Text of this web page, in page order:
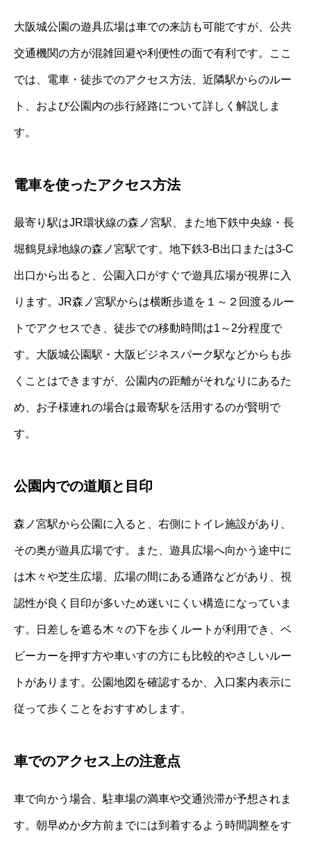
大阪城公園の遊具広場は車での来訪も可能ですが、公共
交通機関の方が混雑回避や利便性の面で有利です。ここ
では、電車・徒歩でのアクセス方法、近隣駅からのルー
ト、および公園内の歩行経路について詳しく解説しま
す。
電車を使ったアクセス方法
最寄り駅はJR環状線の森ノ宮駅、また地下鉄中央線・長
堀鶴見緑地線の森ノ宮駅です。地下鉄3-B出口または3-C
出口から出ると、公園入口がすぐで遊具広場が視界に入
ります。JR森ノ宮駅からは横断歩道を１～２回渡るルー
トでアクセスでき、徒歩での移動時間は1～2分程度で
す。大阪城公園駅・大阪ビジネスパーク駅などからも歩
くことはできますが、公園内の距離がそれなりにあるた
め、お子様連れの場合は最寄駅を活用するのが賢明で
す。
公園内での道順と目印
森ノ宮駅から公園に入ると、右側にトイレ施設があり、
その奥が遊具広場です。また、遊具広場へ向かう途中に
は木々や芝生広場、広場の間にある通路などがあり、視
認性が良く目印が多いため迷いにくい構造になっていま
す。日差しを遮る木々の下を歩くルートが利用でき、ベ
ビーカーを押す方や車いすの方にも比較的やさしいルー
トがあります。公園地図を確認するか、入口案内表示に
従って歩くことをおすすめします。
車でのアクセス上の注意点
車で向かう場合、駐車場の満車や交通渋滞が予想されま
す。朝早めか夕方前までには到着するよう時間調整をす